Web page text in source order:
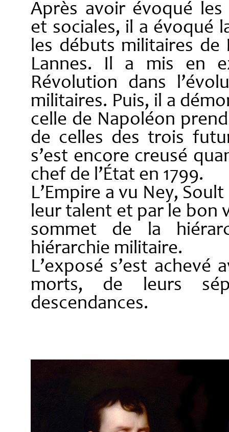
Après avoir évoqué
et sociales, il a évoqué
les débuts militaires de
Lannes. Il a mis en
Révolution dans
militaires. Puis, il a
celle de Napoléon
de celles des trois
s’est encore creusé
chef de l’État en 1799.
L’Empire a vu Ney,
leur talent et par le bon
sommet de la
hiérarchie militaire.
L’exposé s’est achevé
morts, de leurs
descendances.